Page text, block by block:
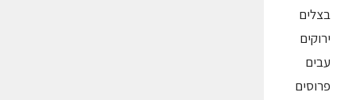
בצלים
ירוקים
עבים
פרוסים